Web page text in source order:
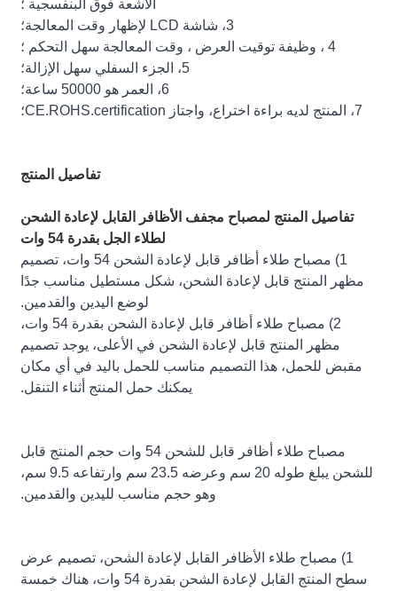
الأشعة فوق البنفسجية ؛
3، شاشة LCD لإظهار وقت المعالجة؛
4 ، وظيفة توقيت العرض ، وقت المعالجة سهل التحكم ؛
5، الجزء السفلي سهل الإزالة؛
6، العمر هو 50000 ساعة؛
7، المنتج لديه براءة اختراع، واجتاز CE.ROHS.certification؛
تفاصيل المنتج
تفاصيل المنتج لمصباح مجفف الأظافر القابل لإعادة الشحن
لطلاء الجل بقدرة 54 وات
1) مصباح طلاء أظافر قابل لإعادة الشحن 54 وات، تصميم
مظهر المنتج قابل لإعادة الشحن، شكل مستطيل مناسب جدًا
لوضع اليدين والقدمين.
2) مصباح طلاء أظافر قابل لإعادة الشحن بقدرة 54 وات،
مظهر المنتج قابل لإعادة الشحن في الأعلى، يوجد تصميم
مقبض للحمل، هذا التصميم مناسب للحمل باليد في أي مكان
يمكنك حمل المنتج أثناء التنقل.
مصباح طلاء أظافر قابل للشحن 54 وات حجم المنتج قابل
للشحن يبلغ طوله 20 سم وعرضه 23.5 سم وارتفاعه 9.5 سم،
وهو حجم مناسب لليدين والقدمين.
1) مصباح طلاء الأظافر القابل لإعادة الشحن، تصميم عرض
سطح المنتج القابل لإعادة الشحن بقدرة 54 وات، هناك خمسة